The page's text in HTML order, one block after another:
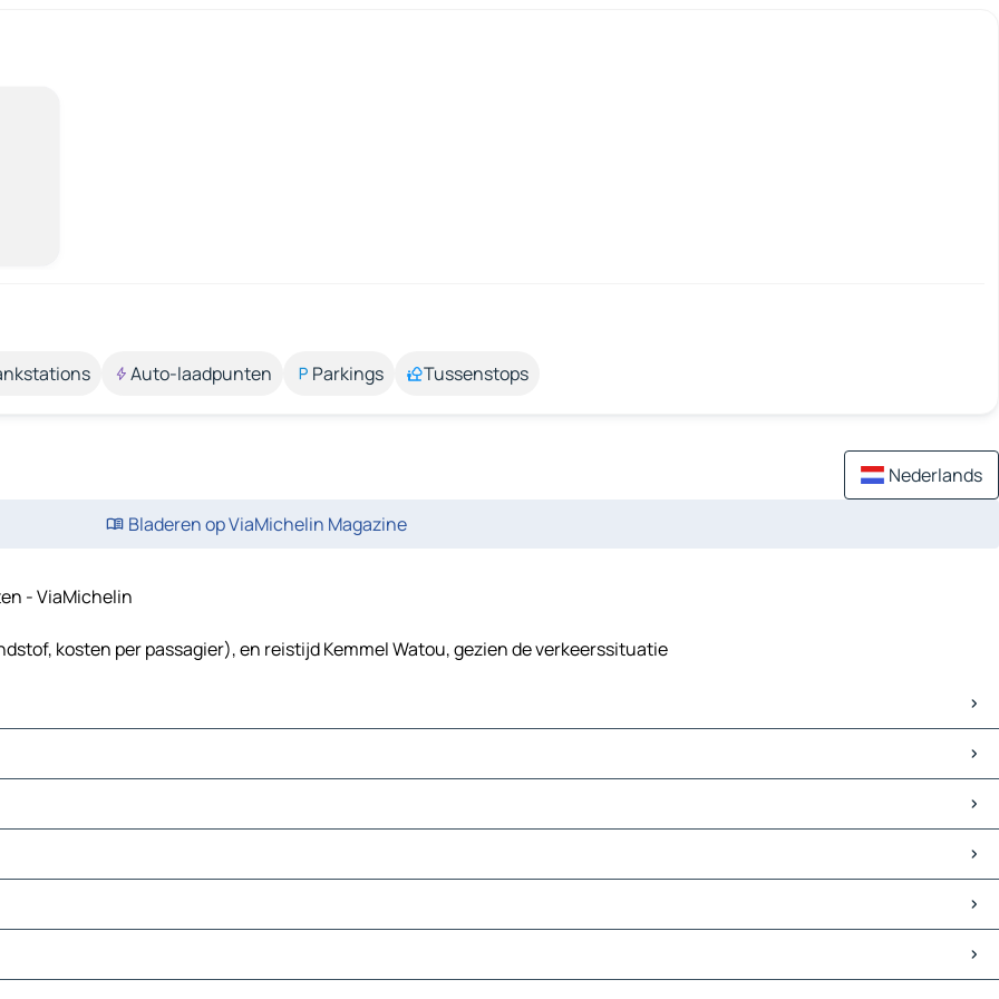
Auto-laadpunten Parkings Tussenstops
Nederlands
Bladeren op ViaMichelin Magazine
- ViaMichelin
kosten per passagier), en reistijd Kemmel Watou, gezien de verkeerssituatie